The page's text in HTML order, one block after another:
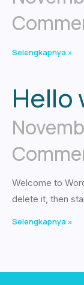
Selengkapnya »
Hello
Welcome to
delete it, then
Selengkapnya »